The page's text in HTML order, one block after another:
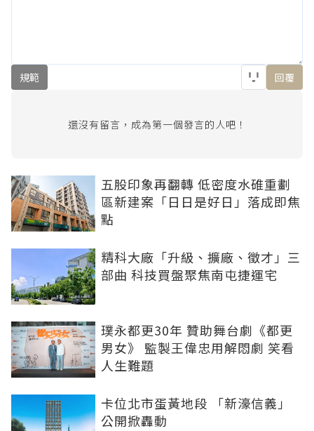
規範 回覆
還沒有留言，成為第一個發言的人吧！
五股印象再翻轉 低密度水碓重劃
區新建案「日日是好日」落成即焦
點
精科大廠「升級、擴廠、徵才」三
部曲 科技買盤聚焦南屯捷運宅
璞永都更30年 贊助舞台劇《都更
男女》 監製王偉忠用解悶劇 笑看
人生難題
卡位北市蛋黃地段 「新濠信義」
公開掀轟動